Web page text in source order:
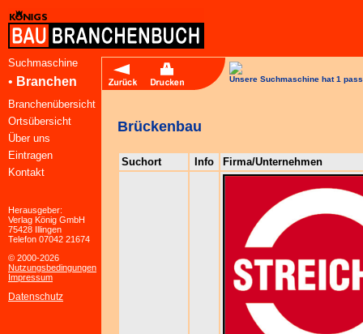
Suchmaschine
• Branchen
Branchenübersicht
Ortsübersicht
Über uns
Eintragen
Kontakt
Herausgeber:
Verlag König GmbH
75428 Illingen
Telefon 07042 21674
© 2000-2026
Nutzungsbedingungen
Impressum
Datenschutz
Unsere Suchmaschine hat 1
Brückenbau
Suchort Info Firma/Unternehmen